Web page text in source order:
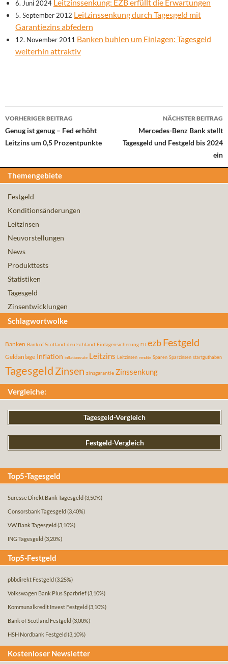
6. Juni 2024 Leitzinssenkung: EZB erfüllt die Erwartungen
5. September 2012 Leitzinssenkung durch Tagesgeld mit
Garantiezins abfedern
12. November 2011 Banken buhlen um Einlagen: Tagesgeld
weiterhin attraktiv
Beitrags-
Navigation
VORHERIGER BEITRAG
Genug ist genug – Fed erhöht
Leitzins um 0,5 Prozentpunkte
NÄCHSTER BEITRAG
Mercedes-Benz Bank stellt
Tagesgeld und Festgeld bis 2024
ein
Themengebiete
Festgeld
Konditionsänderungen
Leitzinsen
Neuvorstellungen
News
Produkttests
Statistiken
Tagesgeld
Zinsentwicklungen
Schlagwortwolke
Banken Bank of Scotland deutschland Einlagensicherung EU ezbFestgeld
Geldanlage Inflation inflationsrate Leitzins Leitzinsen rendite Sparen Sparzinsen startguthaben
Tagesgeld Zinsen zinsgarantie Zinssenkung
Vergleiche:
Tagesgeld-Vergleich
Festgeld-Vergleich
Top5-Tagesgeld
Suresse Direkt Bank Tagesgeld (3,50%)
Consorsbank Tagesgeld (3,40%)
VW Bank Tagesgeld (3,10%)
ING Tagesgeld (3,20%)
Top5-Festgeld
pbbdirekt Festgeld (3,25%)
Volkswagen Bank Plus Sparbrief(3,10%)
Kommunalkredit Invest Festgeld (3,10%)
Bank of Scotland Festgeld (3,00%)
HSH Nordbank Festgeld (3,10%)
Kostenloser Newsletter